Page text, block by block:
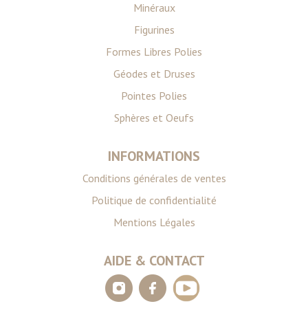
Minéraux
Figurines
Formes Libres Polies
Géodes et Druses
Pointes Polies
Sphères et Oeufs
INFORMATIONS
Conditions générales de ventes
Politique de confidentialité
Mentions Légales
AIDE & CONTACT